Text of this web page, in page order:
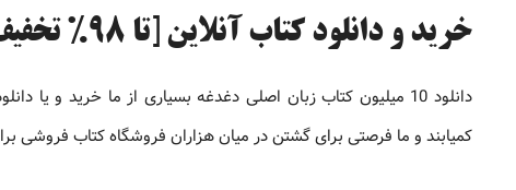
خرید و دانلود کتاب آنلاین [تا 98% تخفیف]
دانلود 10 میلیون کتاب زبان اصلی دغدغه بسیاری از ما خرید
کمیابند و ما فرصتی برای گشتن در میان هزاران فروشگاه کتاب فروشی